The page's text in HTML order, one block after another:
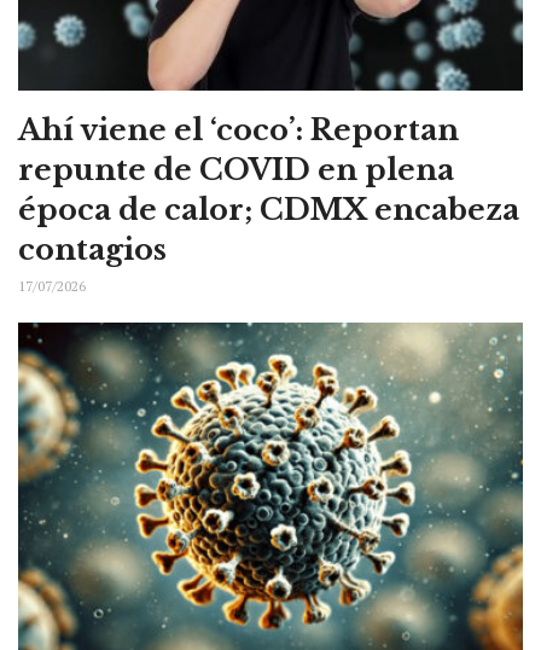
Ahí viene el ‘coco’: Reportan
repunte de COVID en plena
época de calor; CDMX encabeza
contagios
17/07/2026